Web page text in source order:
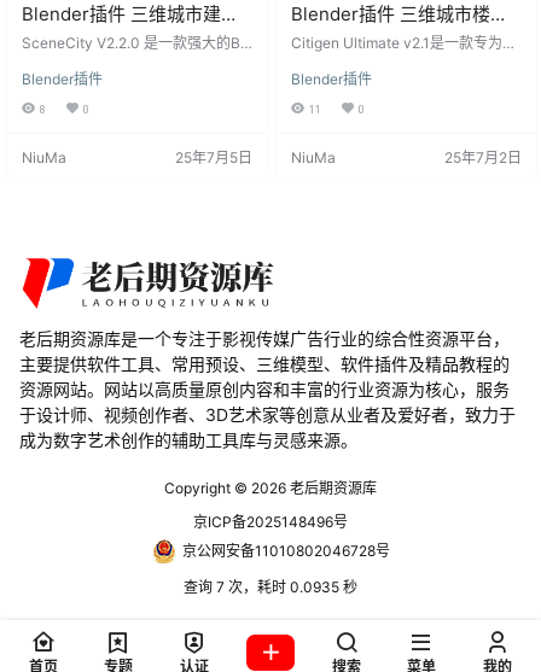
Blender插件 三维城市建筑
地形场景生成器 SceneCity
SceneCity V2.2.0 是一款强大的Ble
络和大量建筑而设计。它结合了程
序化和手工制作的元素，让用户轻
可以灵活使用自己的模型。 主要特
户可以在场景中快速、大规模地放…
Blender插件
8 0
NiuMa 25年7月5日
Blender插件 三维城市楼房
建筑交通生成器 Citigen
Citigen Ultimate v2.1是一款专为Bl
速创建三维城市环境的解决方案。
不再需要繁琐的HDRIs或为简单的无
场景，包括街道、交通灯、树木
Blender插件
11 0
NiuMa 25年7月2日
老后期资源库是一个专注于影视传媒广告行业的综合性资源平台，
主要提供软件工具、常用预设、三维模型、软件插件及精品教程的
资源网站。网站以高质量原创内容和丰富的行业资源为核心，服务
于设计师、视频创作者、3D艺术家等创意从业者及爱好者，致力于
成为数字艺术创作的辅助工具库与灵感来源。
Copyright © 2026 老后期资源库
京ICP备2025148496号
京公网安备11010802046728号
查询 7 次，耗时 0.0935 秒
首页 专题 认证 搜索 菜单 我的